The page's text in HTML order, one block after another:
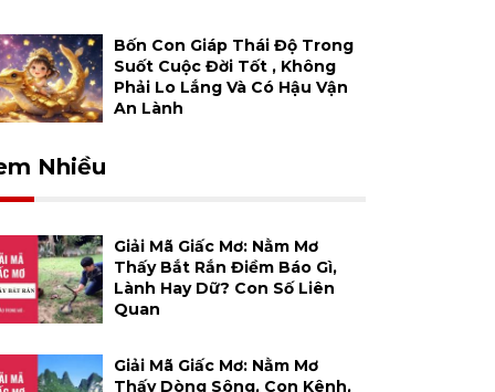
Bốn Con Giáp Thái Độ Trong
Suốt Cuộc Đời Tốt , Không
Phải Lo Lắng Và Có Hậu Vận
An Lành
Nhiều
Giải Mã Giấc Mơ: Nằm Mơ
Thấy Bắt Rắn Điềm Báo Gì,
Lành Hay Dữ? Con Số Liên
Quan
Giải Mã Giấc Mơ: Nằm Mơ
Thấy Dòng Sông, Con Kênh,